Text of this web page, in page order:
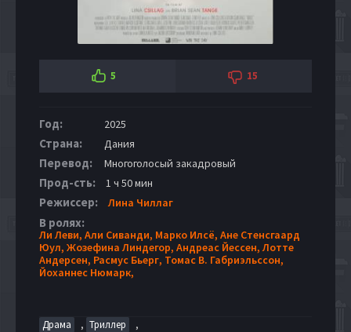
5 15
Год: 2025
Страна: Дания
Перевод: Многоголосый закадровый
Прод-сть: 1 ч 50 мин
Режиссер: Лина Чиллаг
В ролях:
Ли Леви, Али Сиванди, Марко Илсё, Ане Стенсгаард
Юул, Жозефина Линдегор, Андреас Йессен,Лотте
Андерсен, Расмус Бьерг, Томас В. Габриэльссон,
Йоханнес Нюмарк,
Драма , Триллер ,